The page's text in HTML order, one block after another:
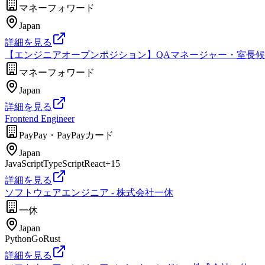
マネーフォワード
Japan
詳細を見る
【エンジニアオープンポジション】QAマネージャー・室長
マネーフォワード
Japan
詳細を見る
Frontend Engineer
PayPay・PayPayカード
Japan
JavaScriptTypeScriptReact+15
詳細を見る
ソフトウェアエンジニア - 株式会社一休
一休
Japan
PythonGoRust
詳細を見る